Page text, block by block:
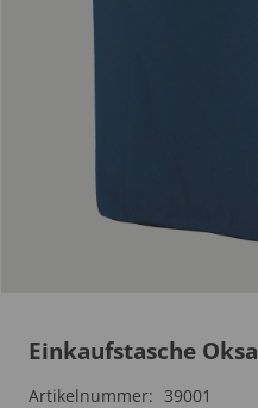
Einkaufstasche Oksa
Artikelnummer: 39001